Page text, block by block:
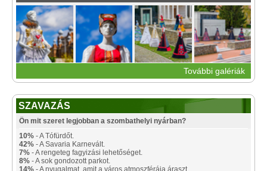
További galériák
SZAVAZÁS
Ön mit szeret legjobban a szombathelyi nyárban?
10% - A Tófürdőt.
42% - A Savaria Karnevált.
7% - A rengeteg fagyizási lehetőséget.
8% - A sok gondozott parkot.
14% - A nyugalmat, amit a város atmoszférája áraszt.